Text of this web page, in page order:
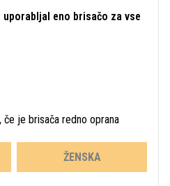
eno brisačo za vse
je brisača redno oprana
ŽENSKA